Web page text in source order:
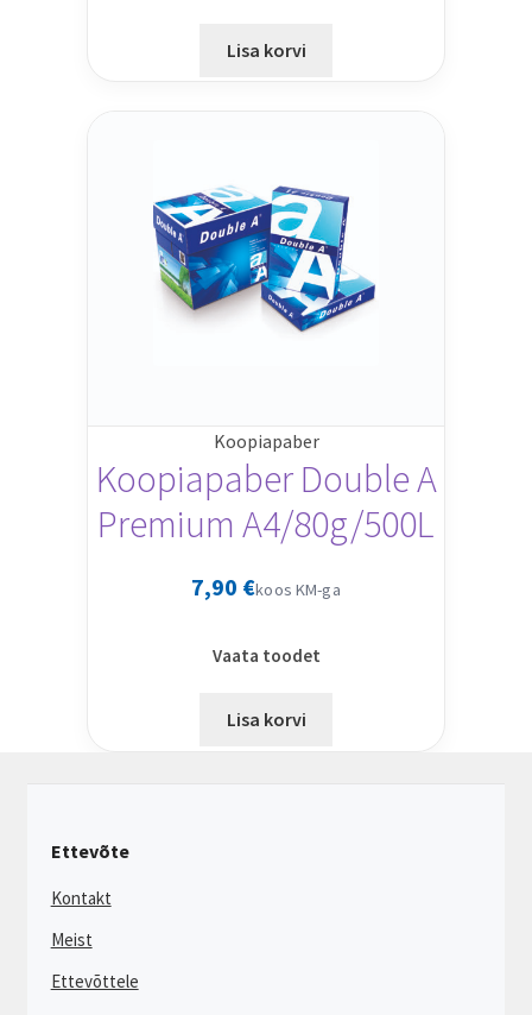
Lisa korvi
Koopiapaber
Koopiapaber Double A
Premium A4/80g/500L
7,90 €koos KM-ga
Vaata toodet
Lisa korvi
Ettevõte
Kontakt
Meist
Ettevõttele